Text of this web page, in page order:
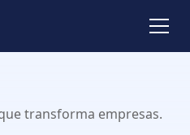
transforma empresas.